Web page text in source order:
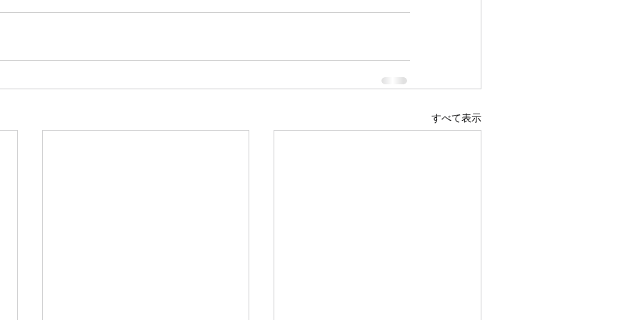
すべて表示